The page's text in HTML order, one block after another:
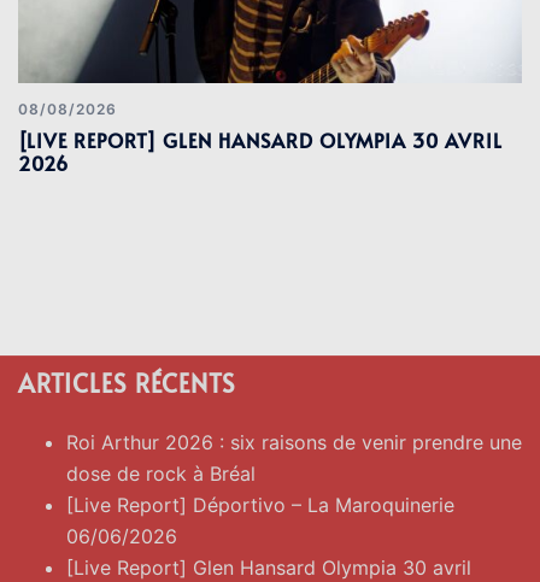
08/08/2026
[LIVE REPORT] GLEN HANSARD OLYMPIA 30 AVRIL
2026
ARTICLES RÉCENTS
Roi Arthur 2026 : six raisons de venir prendre une
dose de rock à Bréal
[Live Report] Déportivo – La Maroquinerie
06/06/2026
[Live Report] Glen Hansard Olympia 30 avril